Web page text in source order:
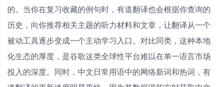
的。当你在复习收藏的例句时，有道翻译也会根据你查询的
历史，向你推荐相关主题的听力材料和文章，让翻译从一个
被动工具逐步变成一个主动学习入口。对比同类，这种本地
化生态的厚度，是谷歌这类全球性平台难以在单一语言市场
投入的深度。同时，中文日常用语中的网络新词和热词，有